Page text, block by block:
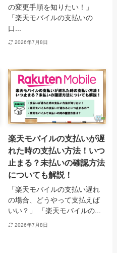
の変更手順を知りたい！」
「楽天モバイルの支払いの
口...
2026年7月8日
楽天モバイルの支払いが遅
れた時の支払い方法！いつ
止まる？未払いの確認方法
についても解説！
「楽天モバイルの支払い遅れ
の場合、どうやって支払えば
いい？」 「楽天モバイルの...
2026年7月8日